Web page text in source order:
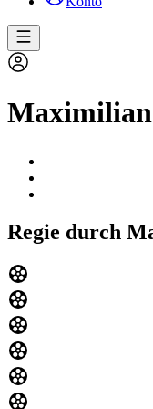
Regie durch